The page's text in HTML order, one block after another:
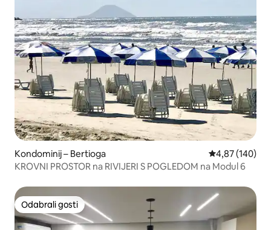
Kondominij – Bertioga Prosječna
4,87 (140)
KROVNI PROSTOR na RIVIJERI S POGLEDOM na Modul 6
Odabrali gosti
Odabrali gosti